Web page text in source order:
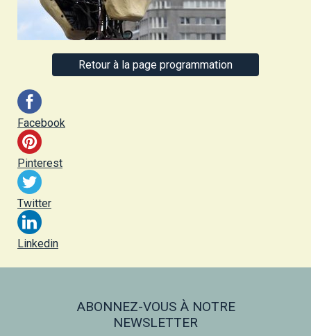
Retour à la page programmation
Facebook
Pinterest
Twitter
Linkedin
ABONNEZ-VOUS À NOTRE
NEWSLETTER